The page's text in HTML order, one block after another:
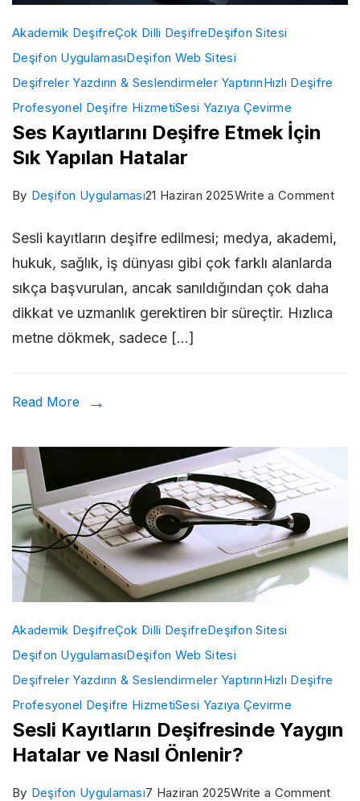
Akademik DeşifreÇok Dilli DeşifreDeşifon Sitesi
Deşifon UygulamasıDeşifon Web Sitesi
Deşifreler Yazdırın & Seslendirmeler YaptırınHızlı Deşifre
Profesyonel Deşifre HizmetiSesi Yazıya Çevirme
Ses Kayıtlarını Deşifre Etmek İçin
Sık Yapılan Hatalar
By Deşifon Uygulaması21 Haziran 2025Write a Commenton
Sesli kayıtların deşifre edilmesi; medya, akademi,
hukuk, sağlık, iş dünyası gibi çok farklı alanlarda
sıkça başvurulan, ancak sanıldığından çok daha
dikkat ve uzmanlık gerektiren bir süreçtir. Hızlıca
metne dökmek, sadece […]
Read More
Akademik DeşifreÇok Dilli DeşifreDeşifon Sitesi
Deşifon UygulamasıDeşifon Web Sitesi
Deşifreler Yazdırın & Seslendirmeler YaptırınHızlı Deşifre
Profesyonel Deşifre HizmetiSesi Yazıya Çevirme
Sesli Kayıtların Deşifresinde Yaygın
Hatalar ve Nasıl Önlenir?
By Deşifon Uygulaması7 Haziran 2025Write a Commenton